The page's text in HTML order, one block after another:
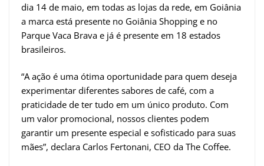
dia 14 de maio, em todas as lojas da rede, em Goiânia
a marca está presente no Goiânia Shopping e no
Parque Vaca Brava e já é presente em 18 estados
brasileiros.
“A ação é uma ótima oportunidade para quem deseja
experimentar diferentes sabores de café, com a
praticidade de ter tudo em um único produto. Com
um valor promocional, nossos clientes podem
garantir um presente especial e sofisticado para suas
mães”, declara Carlos Fertonani, CEO da The Coffee.